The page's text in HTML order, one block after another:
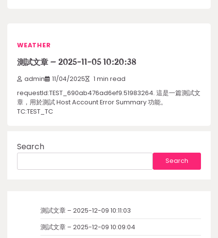
WEATHER
測試文章 – 2025-11-05 10:20:38
admin 11/04/2025 1 min read
requestId:TEST_690ab476ad6ef9.51983264. 這是一篇測試文
章，用於測試 Host Account Error Summary 功能。
TC:TEST_TC
Search
Search
測試文章 – 2025-12-09 10:11:03
測試文章 – 2025-12-09 10:09:04